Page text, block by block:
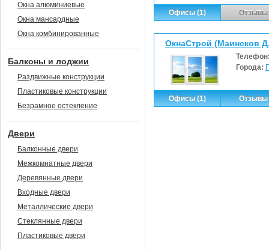
Офисы (1) Отзывы
ОкнаСтрой (Маинсков
Города:
Офисы (1) Отзывы
Окна алюминиевые
Окна мансардные
Окна комбинированные
Балконы и лоджии
Раздвижные конструкции
Пластиковые конструкции
Безрамное остекление
Двери
Балконные двери
Межкомнатные двери
Деревянные двери
Входные двери
Металлические двери
Стеклянные двери
Пластиковые двери